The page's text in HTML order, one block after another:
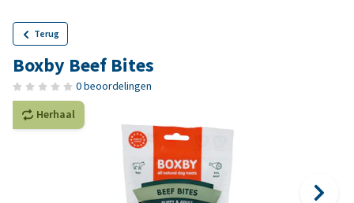
Terug
Boxby Beef Bites
0 beoordelingen
Herhaal